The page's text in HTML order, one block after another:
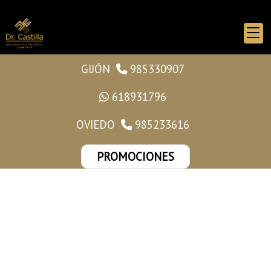
GIJÓN
985330907
618931796
OVIEDO
985233616
PROMOCIONES